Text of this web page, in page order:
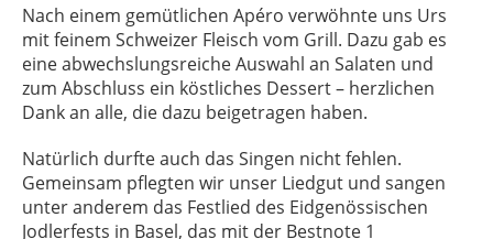
Nach einem gemütlichen Apéro verwöhnte uns Urs
mit feinem Schweizer Fleisch vom Grill. Dazu gab es
eine abwechslungsreiche Auswahl an Salaten und
zum Abschluss ein köstliches Dessert – herzlichen
Dank an alle, die dazu beigetragen haben.
Natürlich durfte auch das Singen nicht fehlen.
Gemeinsam pflegten wir unser Liedgut und sangen
unter anderem das Festlied des Eidgenössischen
Jodlerfests in Basel, das mit der Bestnote 1